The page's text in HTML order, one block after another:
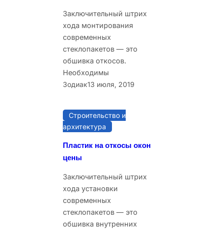
Заключительный штрих
хода монтирования
современных
стеклопакетов — это
обшивка откосов.
Необходимы
Зодиак13 июля, 2019
Строительство и
архитектура
Пластик на откосы окон
цены
Заключительный штрих
хода установки
современных
стеклопакетов — это
обшивка внутренних